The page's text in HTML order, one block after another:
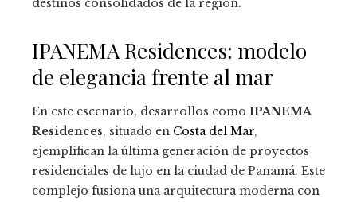
destinos consolidados de la región.
IPANEMA Residences: modelo
de elegancia frente al mar
En este escenario, desarrollos como IPANEMA
Residences, situado en Costa del Mar,
ejemplifican la última generación de proyectos
residenciales de lujo en la ciudad de Panamá. Este
complejo fusiona una arquitectura moderna con